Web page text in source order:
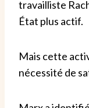
travailliste
État plus actif.
Mais cette
nécessité de